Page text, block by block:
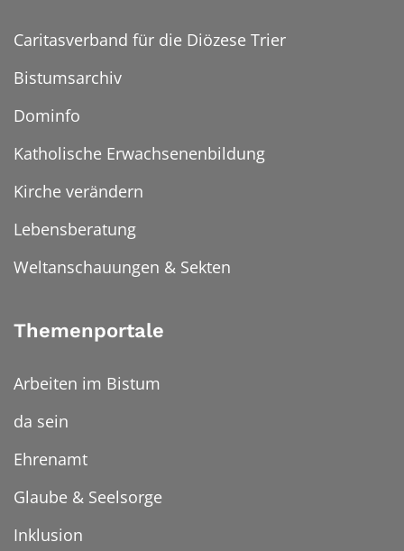
Caritasverband für die Diözese Trier
Bistumsarchiv
Dominfo
Katholische Erwachsenenbildung
Kirche verändern
Lebensberatung
Weltanschauungen & Sekten
Themenportale
Arbeiten im Bistum
da sein
Ehrenamt
Glaube & Seelsorge
Inklusion